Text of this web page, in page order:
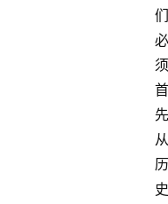
们
必
须
首
先
从
历
史